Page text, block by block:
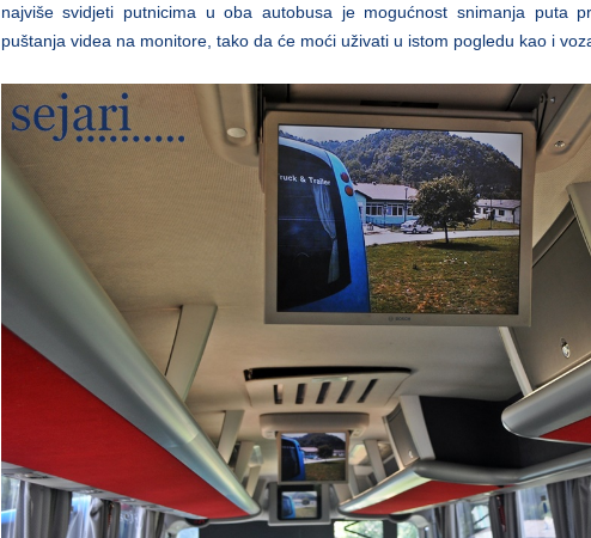
najviše svidjeti putnicima u oba autobusa je mogućnost snimanja puta
puštanja videa na monitore, tako da će moći uživati u istom pogledu kao i